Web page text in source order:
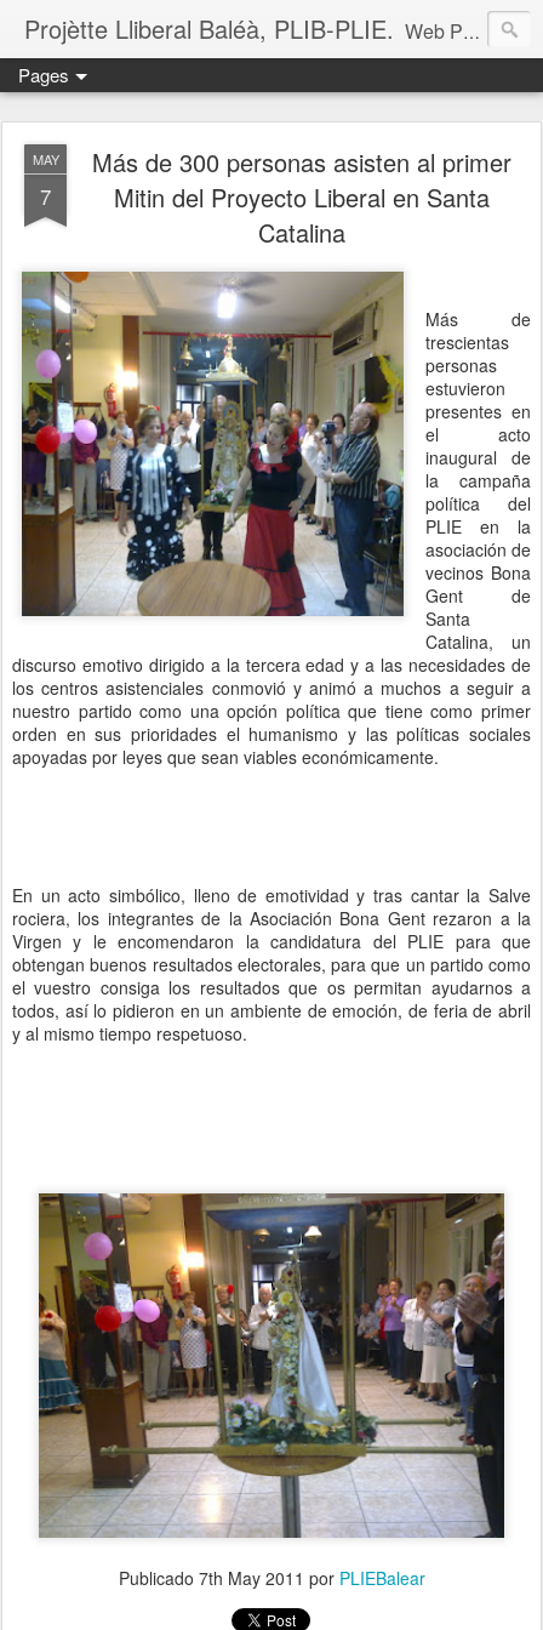
Projètte Lliberal Baléà, PLIB-PLIE. Web Projètte Lliberal Baléà (PLIB-PLIE)
Pages
MAY
7
Más de 300 personas asisten al primer
Mitin del Proyecto Liberal en Santa
Catalina
Más de
trescientas
personas
estuvieron
presentes en
el acto
inaugural de
la campaña
política del
PLIE en la
asociación de
vecinos Bona
Gent de
Santa
Catalina, un
discurso emotivo dirigido a la tercera edad y a las necesidades de
los centros asistenciales conmovió y animó a muchos a seguir a
nuestro partido como una opción política que tiene como primer
orden en sus prioridades el humanismo y las políticas sociales
apoyadas por leyes que sean viables económicamente.
En un acto simbólico, lleno de emotividad y tras cantar la Salve
rociera, los integrantes de la Asociación Bona Gent rezaron a la
Virgen y le encomendaron la candidatura del PLIE para que
obtengan buenos resultados electorales, para que un partido como
el vuestro consiga los resultados que os permitan ayudarnos a
todos, así lo pidieron en un ambiente de emoción, de feria de abril
y al mismo tiempo respetuoso.
Publicado 7th May 2011 por PLIEBalear